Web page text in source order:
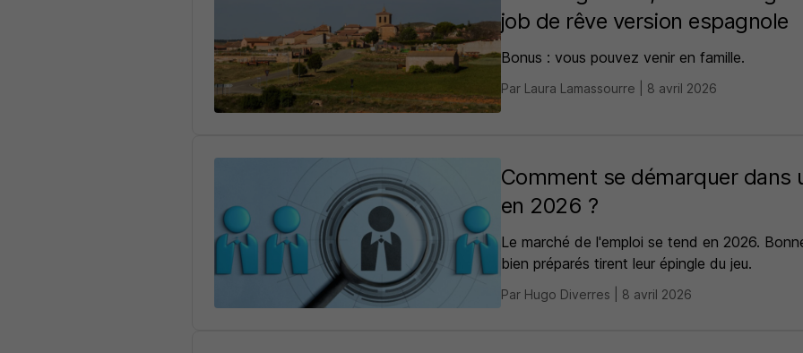
job de rêve version espagnole
Bonus : vous pouvez venir en famille.
Par Laura Lamassourre | 8 avril 2026
Comment se démarquer dans
en 2026 ?
Le marché de l'emploi se tend en 2026.
bien préparés tirent leur épingle du jeu.
Par Hugo Diverres | 8 avril 2026